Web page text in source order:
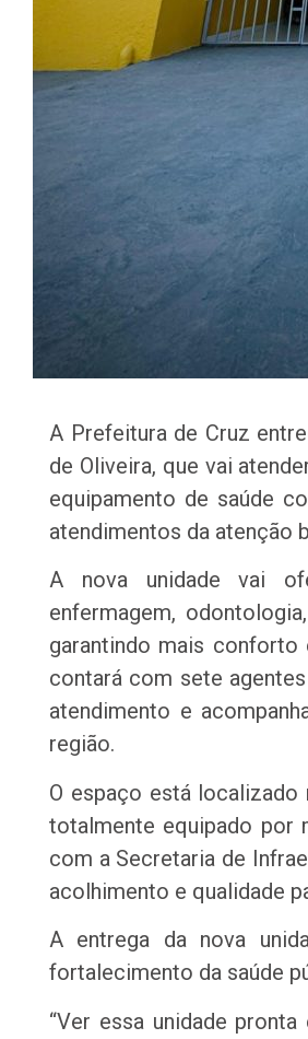
A Prefeitura de Cruz
de Oliveira, que vai
equipamento de saúde
atendimentos da atenção
A nova unidade vai
enfermagem,
garantindo mais conforto
contará com sete
atendimento e
região.
O espaço está localizado
totalmente equipado por
com a Secretaria de
acolhimento e qualidade
A entrega da nova
fortalecimento da saúde
“Ver essa unidade